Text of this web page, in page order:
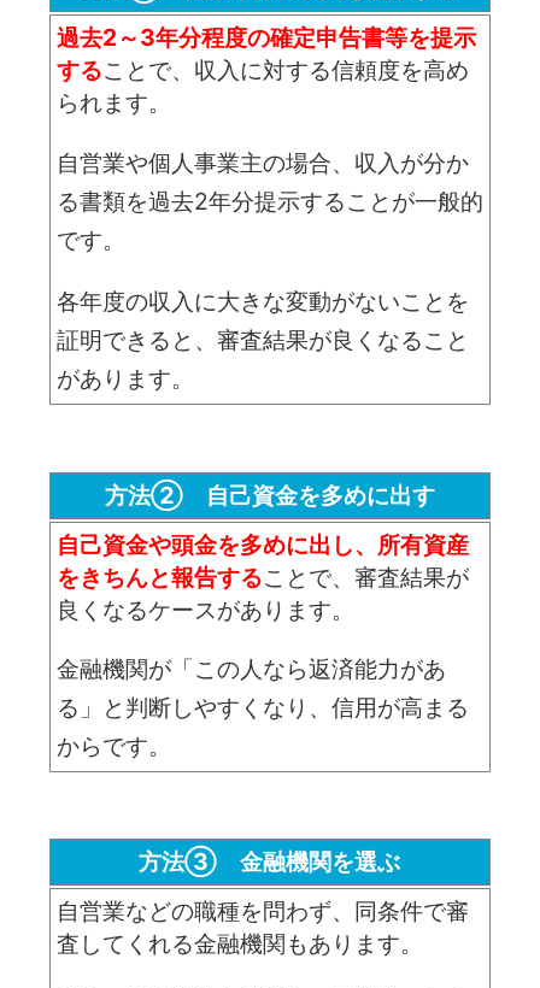
過去2～3年分程度の確定申告書等を提示
することで、収入に対する信頼度を高め
られます。
自営業や個人事業主の場合、収入が分か
る書類を過去2年分提示することが一般的
です。
各年度の収入に大きな変動がないことを
証明できると、審査結果が良くなること
があります。
方法② 自己資金を多めに出す
自己資金や頭金を多めに出し、所有資産
をきちんと報告することで、審査結果が
良くなるケースがあります。
金融機関が「この人なら返済能力があ
る」と判断しやすくなり、信用が高まる
からです。
方法③ 金融機関を選ぶ
自営業などの職種を問わず、同条件で審
査してくれる金融機関もあります。